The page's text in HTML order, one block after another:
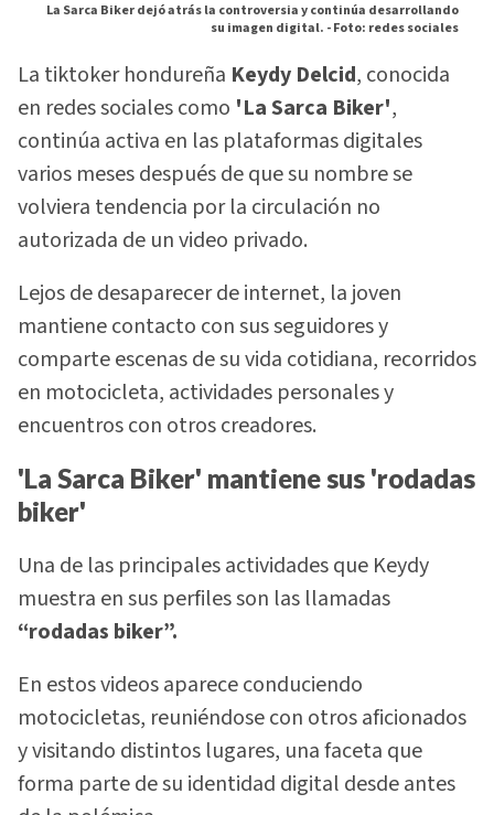
La Sarca Biker dejó atrás la controversia y continúa desarrollando
su imagen digital. -Foto: redes sociales
La tiktoker hondureña Keydy Delcid, conocida
en redes sociales como 'La Sarca Biker',
continúa activa en las plataformas digitales
varios meses después de que su nombre se
volviera tendencia por la circulación no
autorizada de un video privado.
Lejos de desaparecer de internet, la joven
mantiene contacto con sus seguidores y
comparte escenas de su vida cotidiana, recorridos
en motocicleta, actividades personales y
encuentros con otros creadores.
'La Sarca Biker' mantiene sus 'rodadas
biker'
Una de las principales actividades que Keydy
muestra en sus perfiles son las llamadas
“rodadas biker”.
En estos videos aparece conduciendo
motocicletas, reuniéndose con otros aficionados
y visitando distintos lugares, una faceta que
forma parte de su identidad digital desde antes